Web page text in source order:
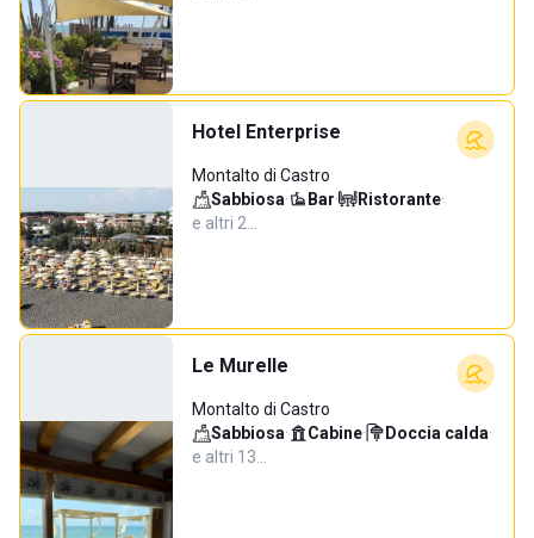
Hotel Enterprise
Montalto di Castro
Sabbiosa· Bar· Ristorante·
e altri 2…
Le Murelle
Montalto di Castro
Sabbiosa· Cabine· Doccia calda·
e altri 13…